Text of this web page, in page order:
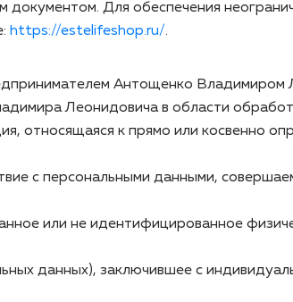
Для обеспечения
https://estelifeshop.ru/.
Антощенко Владимиром
Леонидовича в области
относящаяся к прямо или косвенно
с персональными данными,
или не идентифицированное
данных), заключившее с